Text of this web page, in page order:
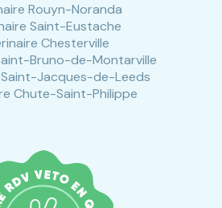
Rouyn-Noranda
Saint-Eustache
Chesterville
Bruno-de-Montarville
Jacques-de-Leeds
Chute-Saint-Philippe